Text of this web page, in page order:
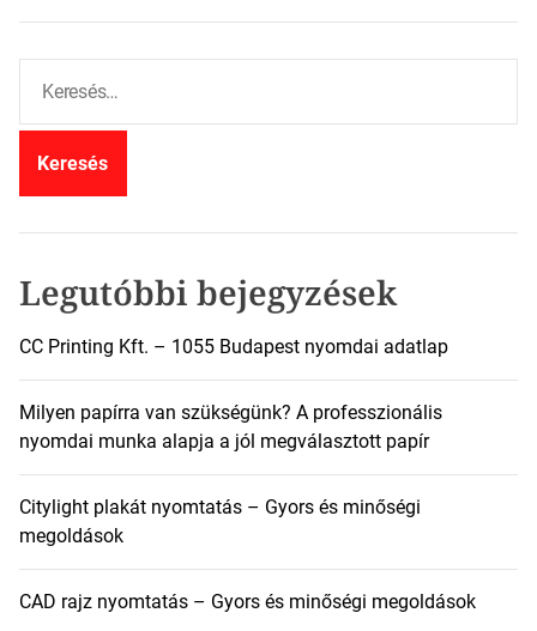
r
Legutóbbi bejegyzések
CC Printing Kft. – 1055 Budapest nyomdai adatlap
Milyen papírra van szükségünk? A professzionális
nyomdai munka alapja a jól megválasztott papír
Citylight plakát nyomtatás – Gyors és minőségi
megoldások
CAD rajz nyomtatás – Gyors és minőségi megoldások